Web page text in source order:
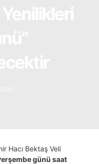
Hacı Bektaş Veli
günü saat